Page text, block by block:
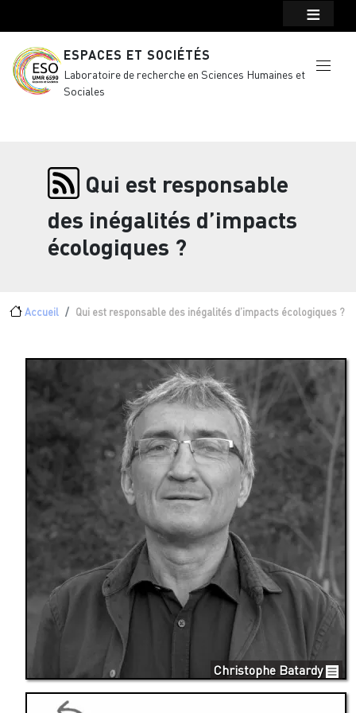
ESPACES ET SOCIÉTÉS
Laboratoire de recherche en Sciences Humaines et
Sociales
Qui est responsable
des inégalités d’impacts
écologiques ?
Fil d'Ariane
Accueil Qui est responsable des inégalités d’impacts écologiques ?
Christophe Batardy